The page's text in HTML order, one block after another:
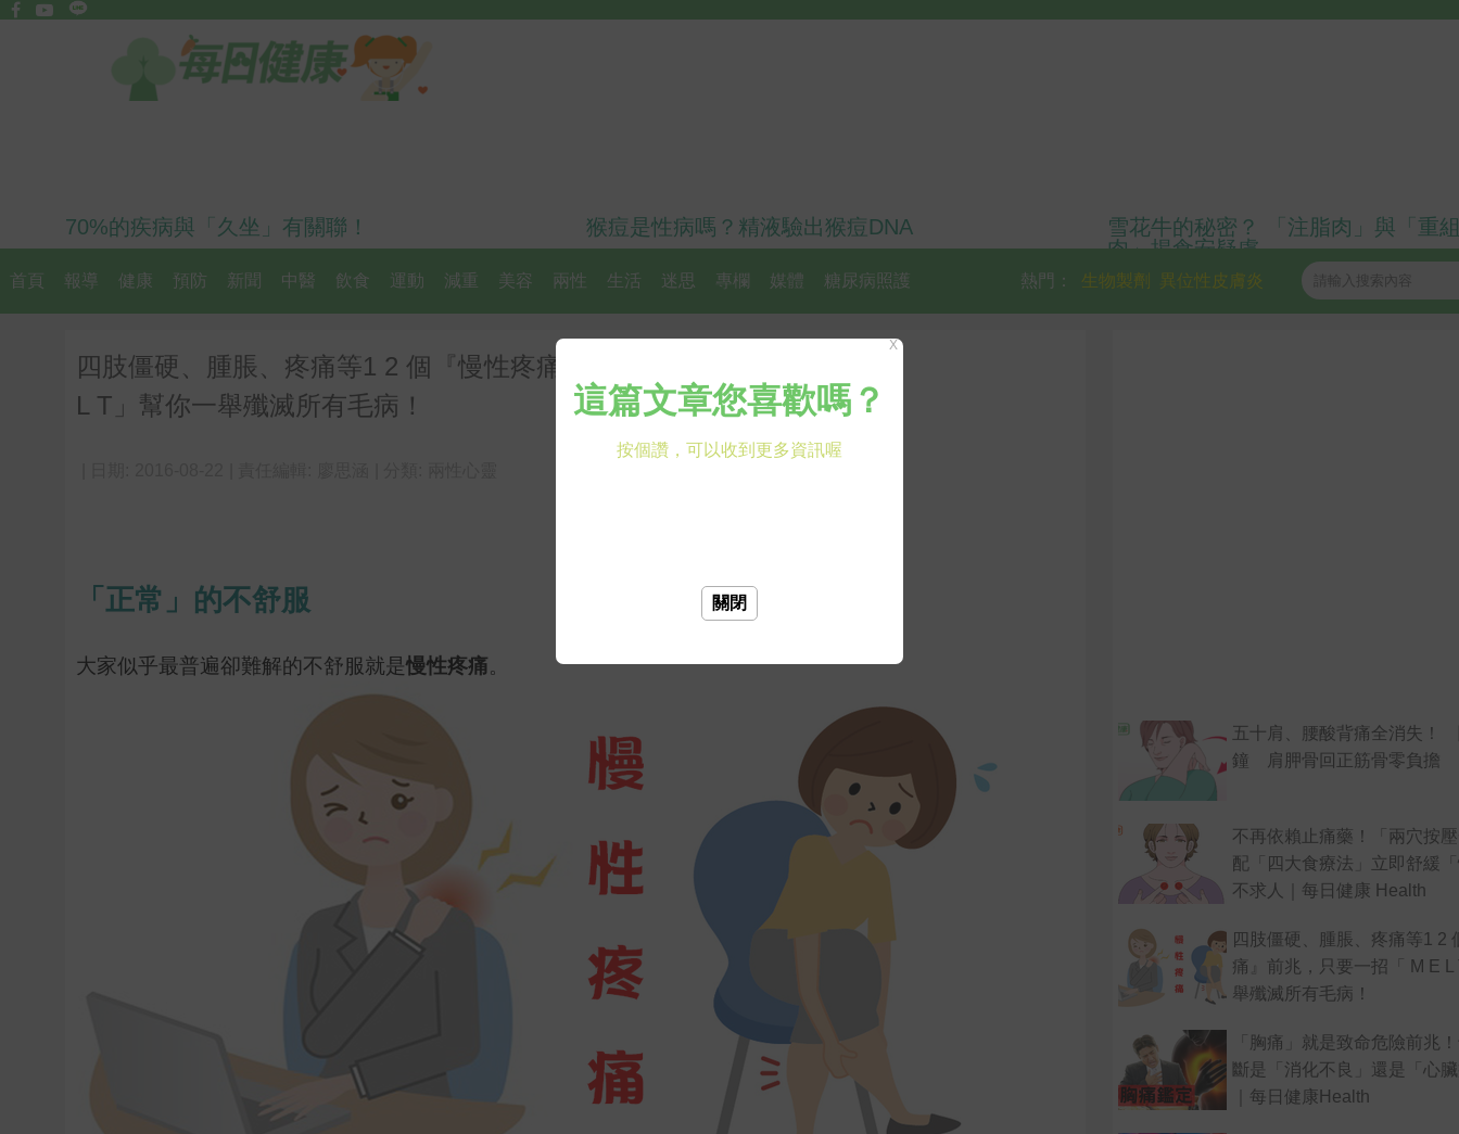
70%的疾病與「久坐」有關聯！ 猴痘是性病嗎？精液驗出猴痘DNA
雪花牛的秘密？ 「注脂肉」與「重
肉」揭食安疑慮
首頁 報導 健康 預防 新聞 中醫 飲食 運動 減重 美容 兩性 生活 迷思 專欄 媒體 糖尿病照護 異位性皮膚炎
生物製劑
熱門：
四肢僵硬、腫脹、疼痛等1 2 個『慢性疼痛』前兆，只要一招「 M E
L T」幫你一舉殲滅所有毛病！
「正常」的不舒服
大家似乎最普遍卻難解的不舒服就是慢性疼痛。
五十肩、腰酸背痛全消失！
鐘 肩胛骨回正筋骨零負擔
不再依賴止痛藥！「兩穴按
配「四大食療法」立即舒緩
不求人｜每日健康 Health
四肢僵硬、腫脹、疼痛等1 2
痛』前兆，只要一招「 M E
舉殲滅所有毛病！
「胸痛」就是致命危險前兆
斷是「消化不良」還是「心
｜每日健康Health
X
關閉